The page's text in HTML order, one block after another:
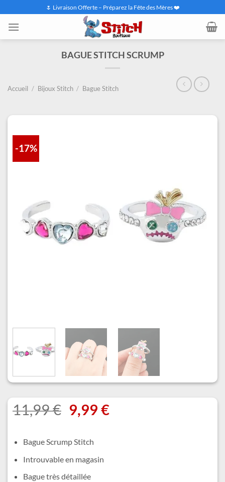
contenu
🌷 Livraison Offerte – Préparez la Fête des Mères ❤️
BAGUE STITCH SCRUMP
Accueil / Bijoux Stitch / Bague Stitch
-17%
11,99€ Le
prix
initial
était :
11,99 €.
9,99 €Le
Bague Scrump Stitch
Introuvable en magasin
Bague très détaillée